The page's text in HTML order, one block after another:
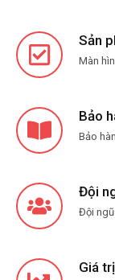
Sản
Màn
Bảo
Bảo
Đội
Đội ngũ
Giá